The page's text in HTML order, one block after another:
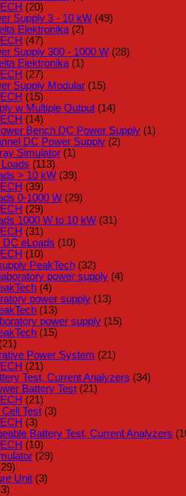
(20)
Supply 3 - 10 kW (49)
Elektronika (2)
(47)
Supply 300 - 1000 W (28)
Elektronika (1)
(27)
Supply Modular (15)
(15)
w Multiple Output (14)
(14)
Bench DC Power Supply (1)
DC Power Supply (2)
Simulator (1)
(113)
> 10 kW (39)
(39)
0-1000 W (29)
(29)
1000 W to 10 kW (31)
(31)
DC eLoads (10)
(10)
PeakTech (32)
power supply (4)
(4)
power supply (13)
(13)
power supply (15)
(15)
(21)
Power System (21)
(21)
Test, Current Analyzers (34)
Battery Test (21)
(21)
Test (3)
(3)
Battery Test, Current Analyzers
(10)
(29)
Unit (3)